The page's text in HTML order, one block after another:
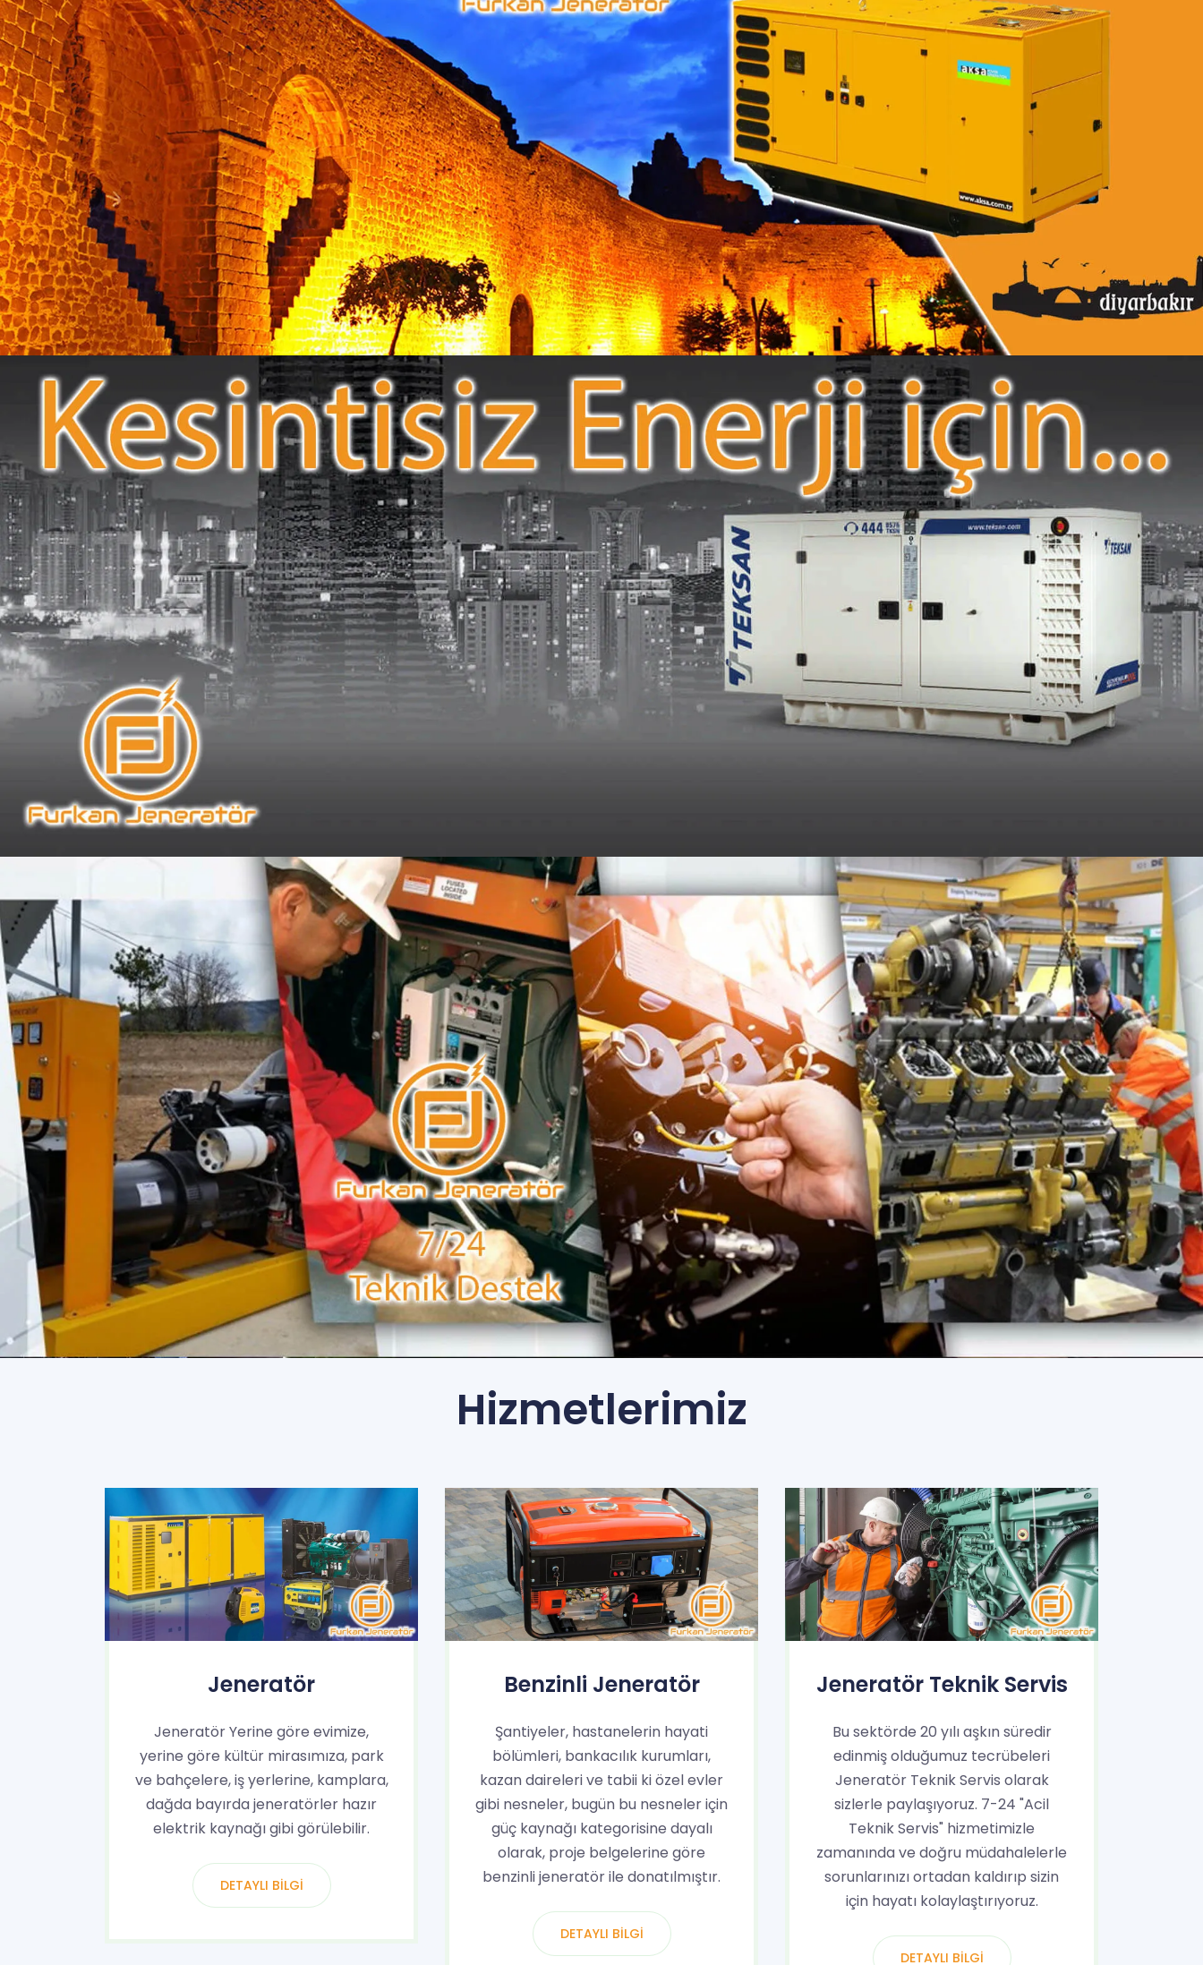
Hizmetlerimiz
Jeneratör
Jeneratör Yerine göre evimize,
yerine göre kültür mirasımıza, park
ve bahçelere, iş yerlerine, kamplara,
dağda bayırda jeneratörler hazır
elektrik kaynağı gibi görülebilir.
DETAYLI BILGI
Benzinli Jeneratör
Şantiyeler, hastanelerin hayati
bölümleri, bankacılık kurumları,
kazan daireleri ve tabii ki özel evler
gibi nesneler, bugün bu nesneler için
güç kaynağı kategorisine dayalı
olarak, proje belgelerine göre
benzinli jeneratör ile donatılmıştır.
DETAYLI BILGI
Jeneratör Teknik Servis
Bu sektörde 20 yılı aşkın süredir
edinmiş olduğumuz tecrübeleri
Jeneratör Teknik Servis olarak
sizlerle paylaşıyoruz. 7-24 "Acil
Teknik Servis" hizmetimizle
zamanında ve doğru müdahalelerle
sorunlarınızı ortadan kaldırıp sizin
için hayatı kolaylaştırıyoruz.
DETAYLI BILGI